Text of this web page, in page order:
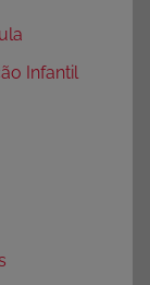
Infantil